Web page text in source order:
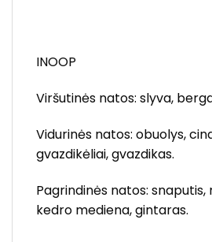
INOOP
Viršutinės natos: slyva,
Vidurinės natos: obuolys,
gvazdikėliai, gvazdikas.
Pagrindinės natos: snaputis,
kedro mediena, gintaras.